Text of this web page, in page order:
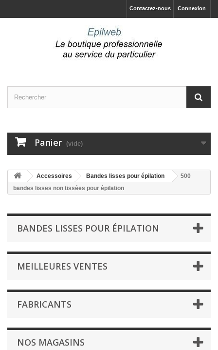
Connexion
Contactez-nous
Panier (vide)
Accessoires Bandes lisses pour épilation
500
bandes lisses non tissées pour épilation
BANDES LISSES POUR ÉPILATION
MEILLEURES VENTES
FABRICANTS
NOS MAGASINS